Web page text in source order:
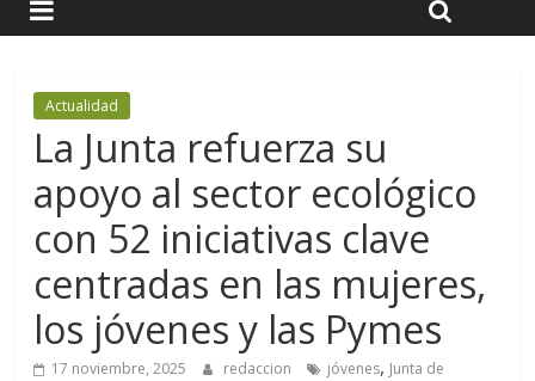
El Ministerio de Agricultura, Pesca y Alimentación autoriza el
Actualidad
La Junta refuerza su
apoyo al sector ecológico
con 52 iniciativas clave
centradas en las mujeres,
los jóvenes y las Pymes
17 noviembre, 2025 redaccion jóvenes, Junta de